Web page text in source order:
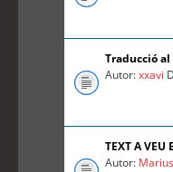
Traducció
Autor:xxavi
TEXT A VEU
Autor: Marius